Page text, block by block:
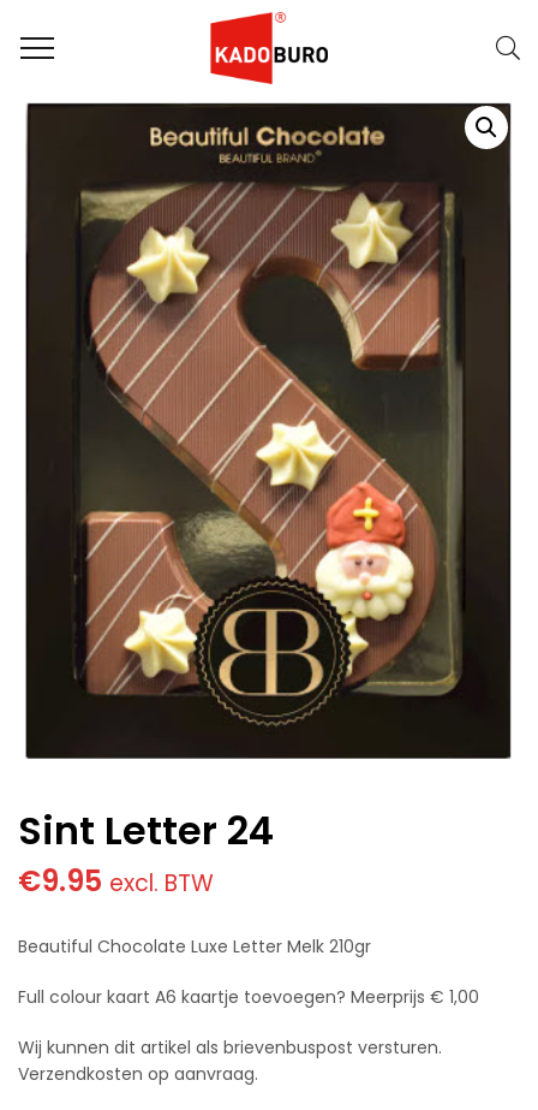
Home Sint Letters Sint Letter 24
Sint Letter 24
€9.95 excl. BTW
Beautiful Chocolate Luxe Letter Melk 210gr
Full colour kaart A6 kaartje toevoegen? Meerprijs € 1,00
Wij kunnen dit artikel als brievenbuspost versturen.
Verzendkosten op aanvraag.